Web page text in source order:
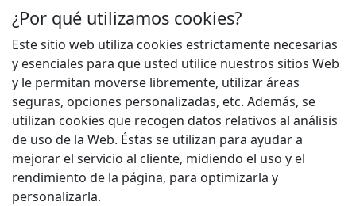
¿Por qué utilizamos cookies?
Este sitio web utiliza cookies estrictamente necesarias
y esenciales para que usted utilice nuestros sitios Web
y le permitan moverse libremente, utilizar áreas
seguras, opciones personalizadas, etc. Además, se
utilizan cookies que recogen datos relativos al análisis
de uso de la Web. Éstas se utilizan para ayudar a
mejorar el servicio al cliente, midiendo el uso y el
rendimiento de la página, para optimizarla y
personalizarla.